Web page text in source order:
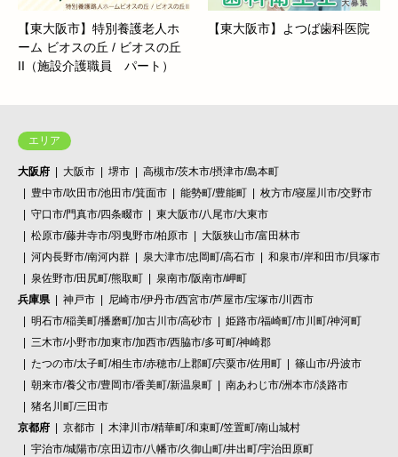
【東大阪市】特別養護老人ホ
ーム ビオスの丘 / ビオスの丘
II（施設介護職員 パート）
【東大阪市】よつば歯科医院
エリア
大阪府 大阪市 堺市
高槻市/茨木市/摂津市/島本町
豊中市/吹田市/池田市/箕面市
能勢町/豊能町
枚方市/寝屋川市/交野市
守口市/門真市/四条畷市
東大阪市/八尾市/大東市
松原市/藤井寺市/羽曳野市/柏原市
大阪狭山市/富田林市
河内長野市/南河内群
泉大津市/忠岡町/高石市
和泉市/岸和田市/貝塚市
泉佐野市/田尻町/熊取町
泉南市/阪南市/岬町
兵庫県
神戸市
尼崎市/伊丹市/西宮市/芦屋市/宝塚市/川西市
明石市/稲美町/播磨町/加古川市/高砂市
姫路市/福崎町/市川町/神河町
三木市/小野市/加東市/加西市/西脇市/多可町/神崎郡
たつの市/太子町/相生市/赤穂市/上郡町/宍粟市/佐用町
篠山市/丹波市
朝来市/養父市/豊岡市/香美町/新温泉町
南あわじ市/洲本市/淡路市
猪名川町/三田市
京都府
京都市
木津川市/精華町/和束町/笠置町/南山城村
宇治市/城陽市/京田辺市/八幡市/久御山町/井出町/宇治田原町